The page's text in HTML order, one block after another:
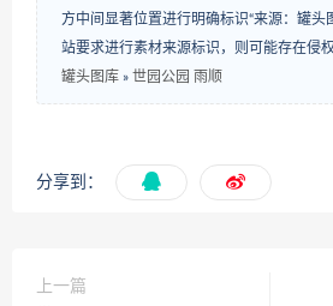
方中间显著位置进行明确标识“来源：罐头
站要求进行素材来源标识，则可能存在侵
罐头图库 » 世园公园 雨顺
分享到：
上一篇